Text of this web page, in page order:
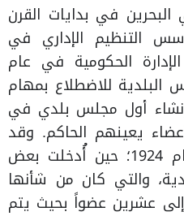
في بدايات القرن
التنظيم الإداري في
الحكومية في عام
البلدية للاضطلاع بمهام
أول مجلس بلدي في
يعينهم الحاكم. وقد
استمر هذا الوضع حتى عام 1924؛ حين أُدخلت بعض
والتي كان من شأنها
عشرين عضواً بحيث يتم